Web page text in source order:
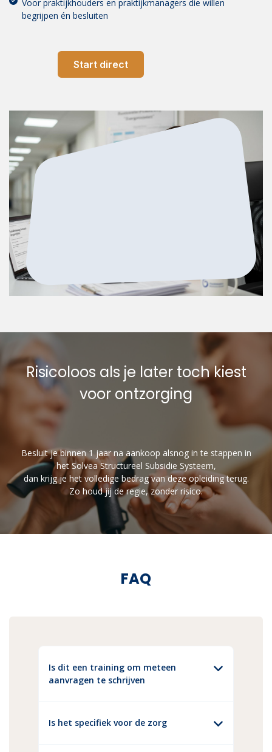
Voor praktijkhouders en praktijkmanagers die willen
begrijpen én besluiten
Start direct
Risicoloos als je later toch kiest
voor ontzorging
Besluit je binnen 1 jaar na aankoop alsnog in te stappen in
het Solvea Structureel Subsidie Systeem,
dan krijg je het volledige bedrag van deze opleiding terug.
Zo houd jij de regie, zonder risico.
FAQ
Is dit een training om meteen
aanvragen te schrijven
structureel kunt sturen.
Is het specifiek voor de zorg